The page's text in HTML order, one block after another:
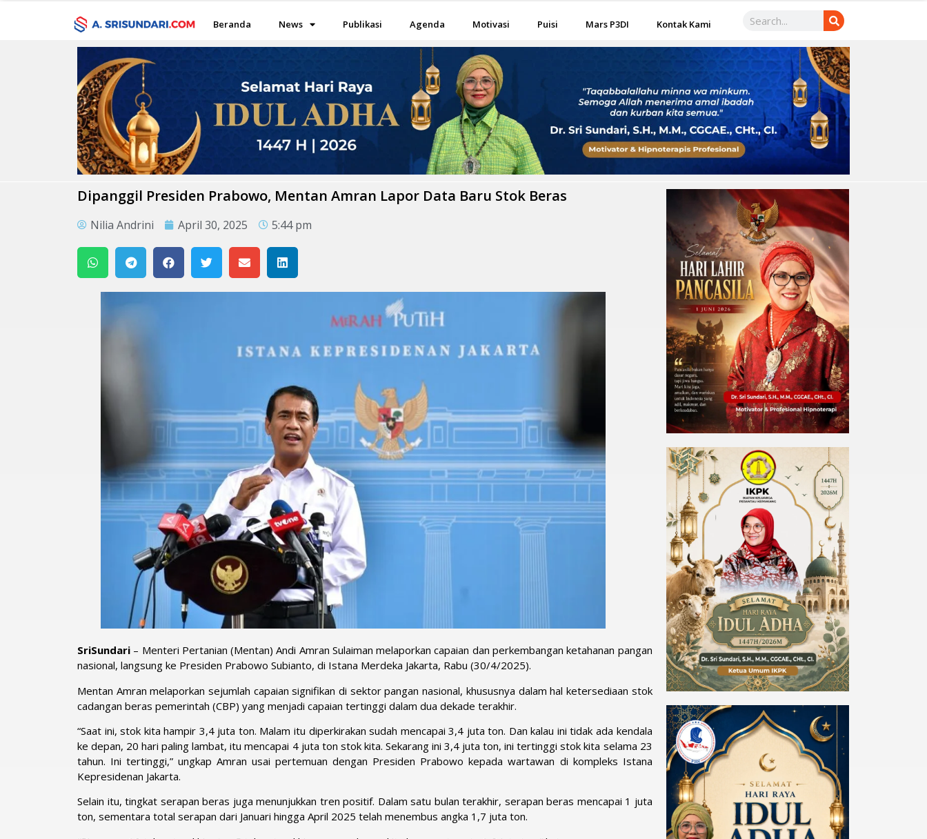
Beranda News Publikasi Agenda Motivasi Puisi Mars P3DI Kontak Kami
Dipanggil Presiden Prabowo, Mentan Amran Lapor Data Baru Stok Beras
Nilia Andrini April 30, 2025 5:44 pm
SriSundari – Menteri Pertanian (Mentan) Andi Amran Sulaiman melaporkan capaian dan perkembangan ketahanan pangan
nasional, langsung ke Presiden Prabowo Subianto, di Istana Merdeka Jakarta, Rabu (30/4/2025).
Mentan Amran melaporkan sejumlah capaian signifikan di sektor pangan nasional, khususnya dalam hal ketersediaan stok
cadangan beras pemerintah (CBP) yang menjadi capaian tertinggi dalam dua dekade terakhir.
“Saat ini, stok kita hampir 3,4 juta ton. Malam itu diperkirakan sudah mencapai 3,4 juta ton. Dan kalau ini tidak ada kendala
ke depan, 20 hari paling lambat, itu mencapai 4 juta ton stok kita. Sekarang ini 3,4 juta ton, ini tertinggi stok kita selama 23
tahun. Ini tertinggi,” ungkap Amran usai pertemuan dengan Presiden Prabowo kepada wartawan di kompleks Istana
Kepresidenan Jakarta.
Selain itu, tingkat serapan beras juga menunjukkan tren positif. Dalam satu bulan terakhir, serapan beras mencapai 1 juta
ton, sementara total serapan dari Januari hingga April 2025 telah menembus angka 1,7 juta ton.